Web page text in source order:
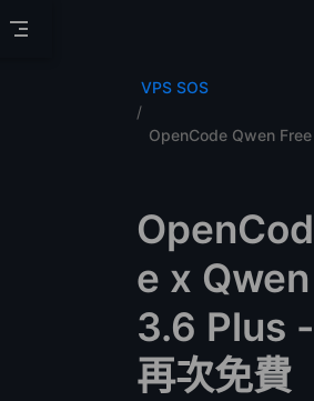
VPS SOS
OpenCode Qwen Free
OpenCod
e x Qwen
3.6 Plus -
再次免費